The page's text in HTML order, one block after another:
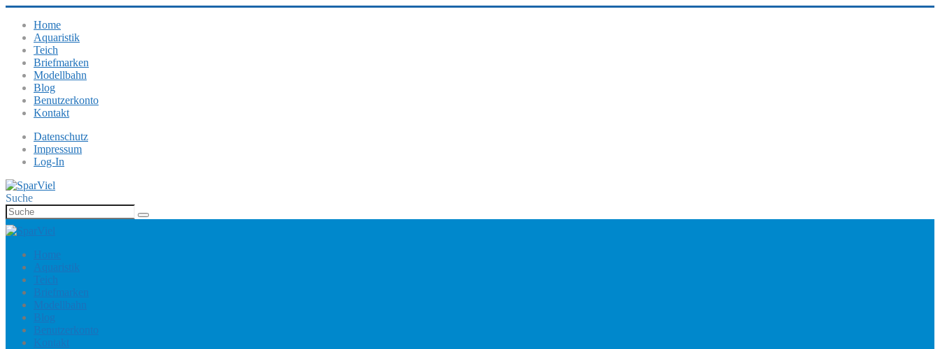
Home
Aquaristik
Teich
Briefmarken
Modellbahn
Blog
Benutzerkonto
Kontakt
Datenschutz
Impressum
Log-In
Suche
Home
Aquaristik
Teich
Briefmarken
Modellbahn
Blog
Benutzerkonto
Kontakt